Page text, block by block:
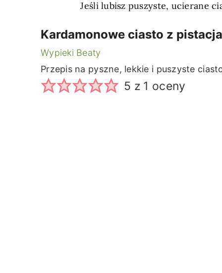
Jeśli lubisz puszyste, ucierane
Kardamonowe ciasto z
Wypieki Beaty
Przepis na pyszne, lekkie i puszyste
5 z 1 oceny